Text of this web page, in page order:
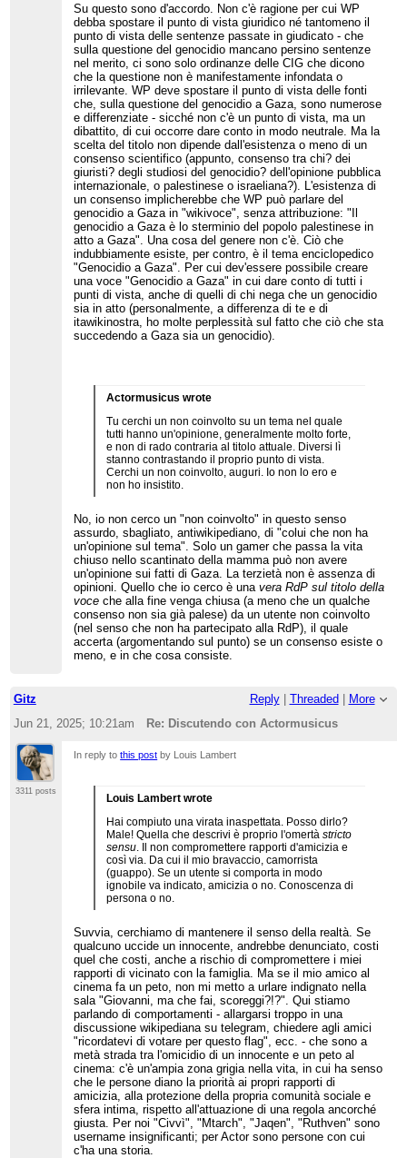
Su questo sono d'accordo. Non c'è ragione per cui WP
debba spostare il punto di vista giuridico né tantomeno il
punto di vista delle sentenze passate in giudicato - che
sulla questione del genocidio mancano persino sentenze
nel merito, ci sono solo ordinanze delle CIG che dicono
che la questione non è manifestamente infondata o
irrilevante. WP deve spostare il punto di vista delle fonti
che, sulla questione del genocidio a Gaza, sono numerose
e differenziate - sicché non c'è un punto di vista, ma un
dibattito, di cui occorre dare conto in modo neutrale. Ma la
scelta del titolo non dipende dall'esistenza o meno di un
consenso scientifico (appunto, consenso tra chi? dei
giuristi? degli studiosi del genocidio? dell'opinione pubblica
internazionale, o palestinese o israeliana?). L'esistenza di
un consenso implicherebbe che WP può parlare del
genocidio a Gaza in "wikivoce", senza attribuzione: "Il
genocidio a Gaza è lo sterminio del popolo palestinese in
atto a Gaza". Una cosa del genere non c'è. Ciò che
indubbiamente esiste, per contro, è il tema enciclopedico
"Genocidio a Gaza". Per cui dev'essere possibile creare
una voce "Genocidio a Gaza" in cui dare conto di tutti i
punti di vista, anche di quelli di chi nega che un genocidio
sia in atto (personalmente, a differenza di te e di
itawikinostra, ho molte perplessità sul fatto che ciò che sta
succedendo a Gaza sia un genocidio).
Actormusicus wrote
Tu cerchi un non coinvolto su un tema nel quale
tutti hanno un'opinione, generalmente molto forte,
e non di rado contraria al titolo attuale. Diversi lì
stanno contrastando il proprio punto di vista.
Cerchi un non coinvolto, auguri. Io non lo ero e
non ho insistito.
No, io non cerco un "non coinvolto" in questo senso
assurdo, sbagliato, antiwikipediano, di "colui che non ha
un'opinione sul tema". Solo un gamer che passa la vita
chiuso nello scantinato della mamma può non avere
un'opinione sui fatti di Gaza. La terzietà non è assenza di
opinioni. Quello che io cerco è unavera RdP sul titolo della
voce che alla fine venga chiusa (a meno che un qualche
consenso non sia già palese) da un utente non coinvolto
(nel senso che non ha partecipato alla RdP), il quale
accerta (argomentando sul punto) se un consenso esiste o
meno, e in che cosa consiste.
Gitz Reply| Threaded
More
Jun 21, 2025; 10:21am
Re: Discutendo con Actormusicus
3311 posts
In reply tothis post by Louis Lambert
Louis Lambert wrote
Hai compiuto una virata inaspettata. Posso dirlo?
Male! Quella che descrivi è proprio l'omertàstricto
sensu . Il non compromettere rapporti d'amicizia e
così via. Da cui il mio bravaccio, camorrista
(guappo). Se un utente si comporta in modo
ignobile va indicato, amicizia o no. Conoscenza di
persona o no.
Suvvia, cerchiamo di mantenere il senso della realtà. Se
qualcuno uccide un innocente, andrebbe denunciato, costi
quel che costi, anche a rischio di compromettere i miei
rapporti di vicinato con la famiglia. Ma se il mio amico al
cinema fa un peto, non mi metto a urlare indignato nella
sala "Giovanni, ma che fai, scoreggi?!?". Qui stiamo
parlando di comportamenti - allargarsi troppo in una
discussione wikipediana su telegram, chiedere agli amici
"ricordatevi di votare per questo flag", ecc. - che sono a
metà strada tra l'omicidio di un innocente e un peto al
cinema: c'è un'ampia zona grigia nella vita, in cui ha senso
che le persone diano la priorità ai propri rapporti di
amicizia, alla protezione della propria comunità sociale e
sfera intima, rispetto all'attuazione di una regola ancorché
giusta. Per noi "Civvì", "Mtarch", "Jaqen", "Ruthven" sono
username insignificanti; per Actor sono persone con cui
c'ha una storia.